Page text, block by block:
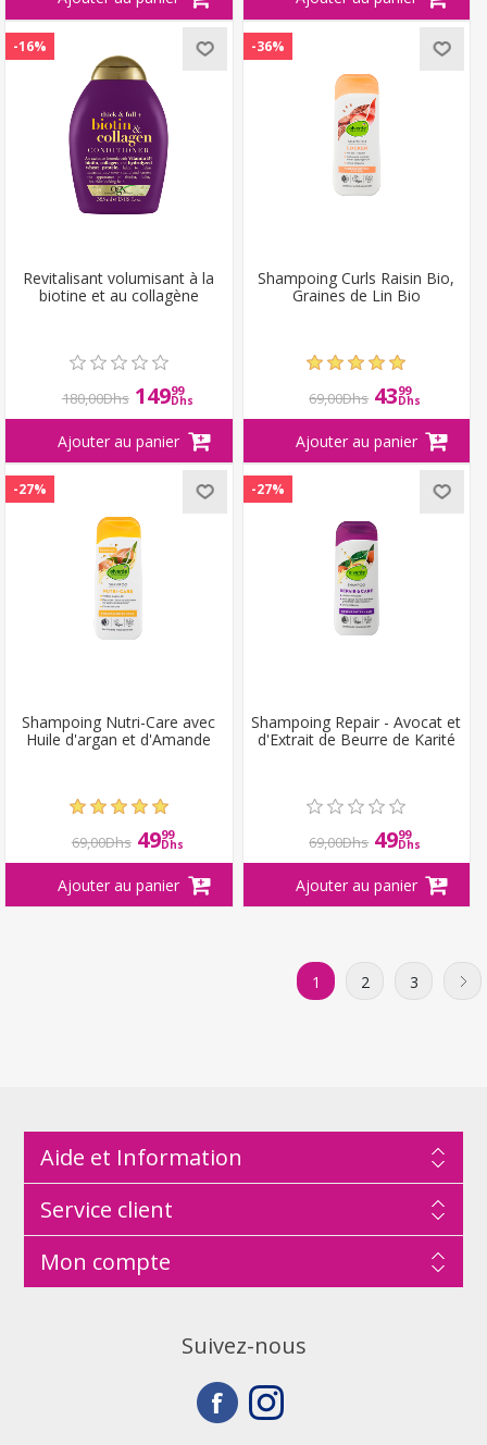
-16%
Revitalisant volumisant à la
biotine et au collagène
180,00Dhs 14999
Dhs
-36%
Shampoing Curls Raisin Bio,
Graines de Lin Bio
69,00Dhs 4399
Dhs
-27%
Shampoing Nutri-Care avec
Huile d'argan et d'Amande
69,00Dhs 4999
Dhs
-27%
Shampoing Repair - Avocat et
d'Extrait de Beurre de Karité
69,00Dhs 4999
Dhs
1 2 3
Aide et Information
Service client
Mon compte
Suivez-nous